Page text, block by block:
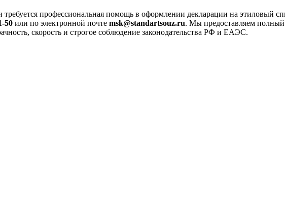
профессиональная помощь в оформлении декларации на этиловый
50 или по электронной почте msk@standartsouz.ru. Мы предоставляем полный
скорость и строгое соблюдение законодательства РФ и ЕАЭС.